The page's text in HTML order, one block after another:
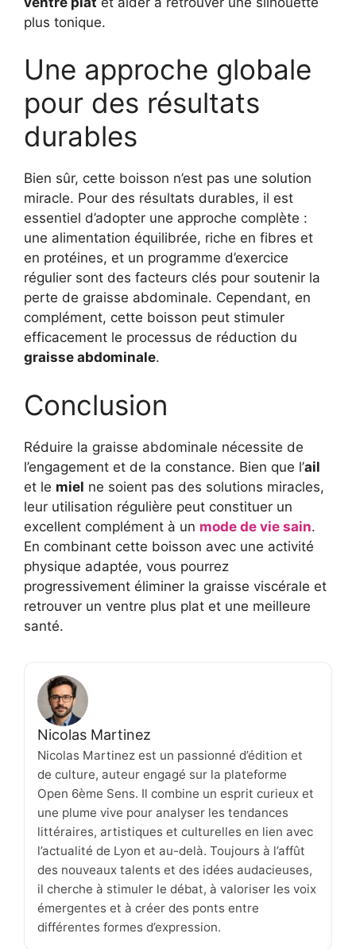
plus tonique.
Une approche globale
pour des résultats
durables
Bien sûr, cette boisson n’est pas une solution
miracle. Pour des résultats durables, il est
essentiel d’adopter une approche complète :
une alimentation équilibrée, riche en fibres et
en protéines, et un programme d’exercice
régulier sont des facteurs clés pour soutenir la
perte de graisse abdominale. Cependant, en
complément, cette boisson peut stimuler
efficacement le processus de réduction du
graisse abdominale.
Conclusion
Réduire la graisse abdominale nécessite de
l’engagement et de la constance. Bien que l’ail
et le miel ne soient pas des solutions miracles,
leur utilisation régulière peut constituer un
excellent complément à un mode de vie sain.
En combinant cette boisson avec une activité
physique adaptée, vous pourrez
progressivement éliminer la graisse viscérale et
retrouver un ventre plus plat et une meilleure
santé.
Nicolas Martinez
Nicolas Martinez est un passionné d’édition et
de culture, auteur engagé sur la plateforme
Open 6ème Sens. Il combine un esprit curieux et
une plume vive pour analyser les tendances
littéraires, artistiques et culturelles en lien avec
l’actualité de Lyon et au-delà. Toujours à l’affût
des nouveaux talents et des idées audacieuses,
il cherche à stimuler le débat, à valoriser les voix
émergentes et à créer des ponts entre
différentes formes d’expression.